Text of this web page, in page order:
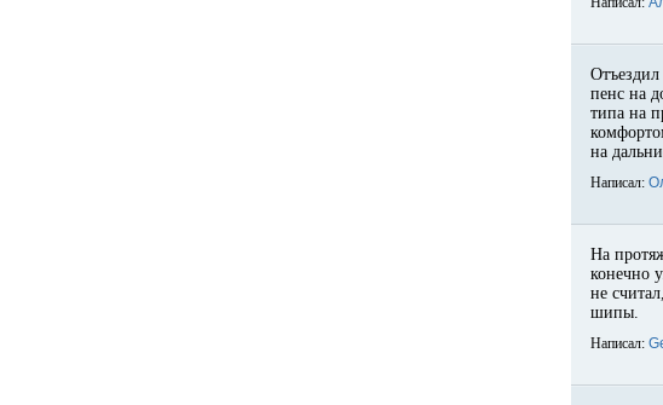
пенс на
типа на
на
Написал:
На
конечно
не
шипы.
Написал: